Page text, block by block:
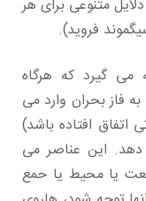
متنوعی برای هر
فروید).
می گیرد که هرگاه
فاز بحران وارد می
افتاده باشد)
این عناصر می
یا محیط یا حمع